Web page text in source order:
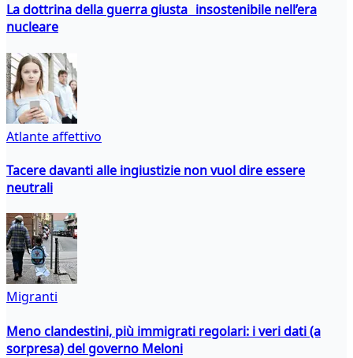
La dottrina della guerra giusta insostenibile nell’era
nucleare
Atlante affettivo
Tacere davanti alle ingiustizie non vuol dire essere
neutrali
Migranti
Meno clandestini, più immigrati regolari: i veri dati (a
sorpresa) del governo Meloni